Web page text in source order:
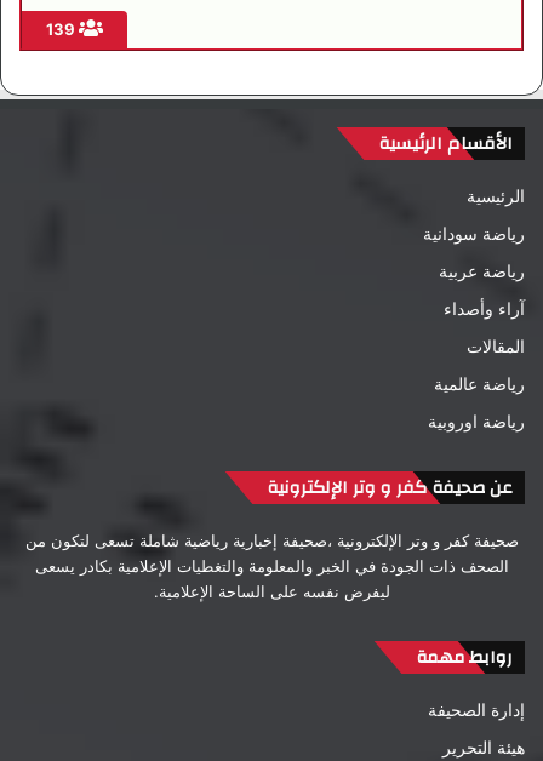
الأقسام الرئيسية
الرئيسية
رياضة سودانية
رياضة عربية
آراء وأصداء
المقالات
رياضة عالمية
رياضة اوروبية
عن صحيفة كفر و وتر الإلكترونية
صحيفة كفر و وتر الإلكترونية ،صحيفة إخبارية رياضية شاملة تسعى لتكون من
الصحف ذات الجودة في الخبر والمعلومة والتغطيات الإعلامية بكادر يسعى
ليفرض نفسه على الساحة الإعلامية.
روابط مهمة
إدارة الصحيفة
هيئة التحرير